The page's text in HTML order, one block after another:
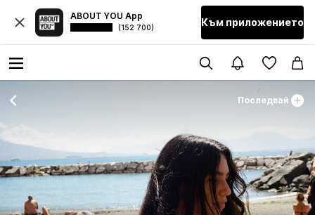
ABOUT YOU App
(152 700) Към приложението
Последвай